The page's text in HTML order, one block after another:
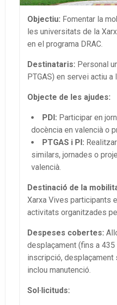
Objectiu: Fomentar la
les universitats de la
en el programa DRAC.
Destinataris: Personal
PTGAS) en servei actiu a
Objecte de les ajudes:
PDI: Participar en
docència en valencià o
PTGAS i PI:
similars, jornades o
valencià.
Destinació de la
Xarxa Vives participants
activitats organitzades
Despeses cobertes:
desplaçament (fins a
inscripció, desplaçament
inclou manutenció.
Sol·licituds: